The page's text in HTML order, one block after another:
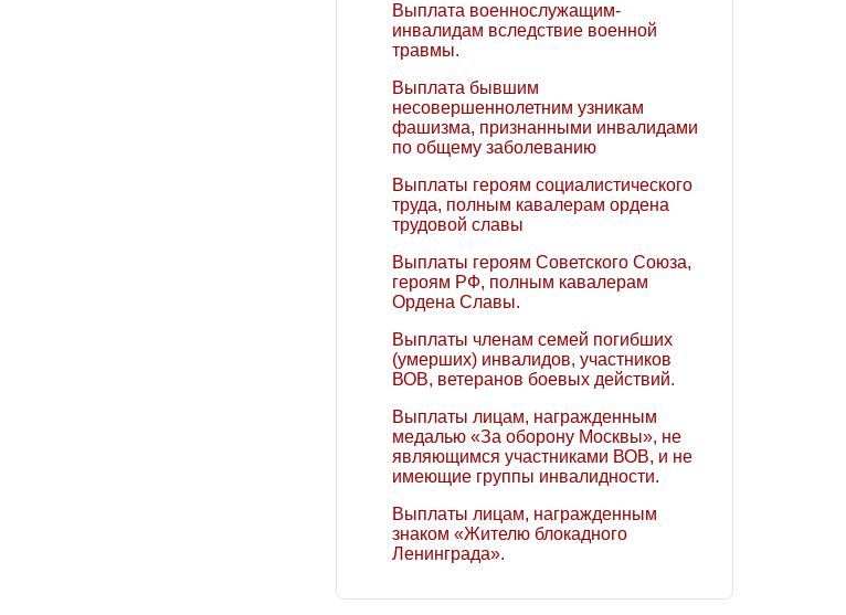
Выплата военнослужащим-
инвалидам вследствие военной
травмы.
Выплата бывшим
несовершеннолетним узникам
фашизма, признанными инвалидами
по общему заболеванию
Выплаты героям социалистического
труда, полным кавалерам ордена
трудовой славы
Выплаты героям Советского Союза,
героям РФ, полным кавалерам
Ордена Славы.
Выплаты членам семей погибших
(умерших) инвалидов, участников
ВОВ, ветеранов боевых действий.
Выплаты лицам, награжденным
медалью «За оборону Москвы», не
являющимся участниками ВОВ, и не
имеющие группы инвалидности.
Выплаты лицам, награжденным
знаком «Жителю блокадного
Ленинграда».